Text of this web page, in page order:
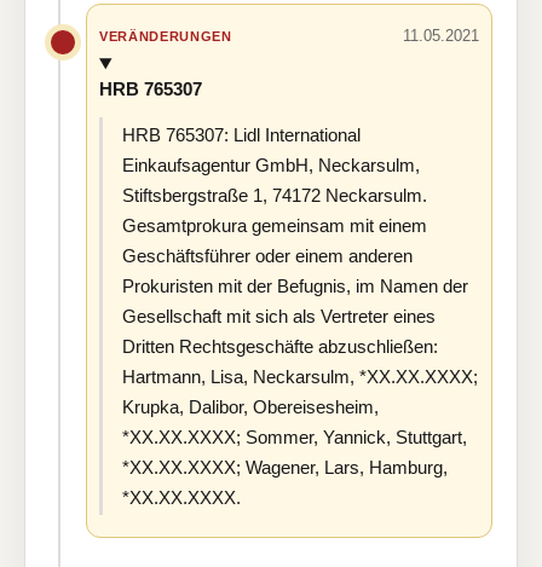
VERÄNDERUNGEN 11.05.2021
HRB 765307
HRB 765307: Lidl International
Einkaufsagentur GmbH, Neckarsulm,
Stiftsbergstraße 1, 74172 Neckarsulm.
Gesamtprokura gemeinsam mit einem
Geschäftsführer oder einem anderen
Prokuristen mit der Befugnis, im Namen der
Gesellschaft mit sich als Vertreter eines
Dritten Rechtsgeschäfte abzuschließen:
Hartmann, Lisa, Neckarsulm, *XX.XX.XXXX;
Krupka, Dalibor, Obereisesheim,
*XX.XX.XXXX; Sommer, Yannick, Stuttgart,
*XX.XX.XXXX; Wagener, Lars, Hamburg,
*XX.XX.XXXX.